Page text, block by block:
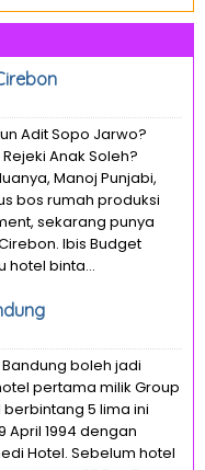
Adit Sopo Jarwo?
Anak Soleh?
Manoj Punjabi,
bos rumah produksi
sekarang punya
Ibis Budget
hotel binta...
boleh jadi
pertama milik Group
berbintang 5 lima ini
April 1994 dengan
Hotel. Sebelum hotel